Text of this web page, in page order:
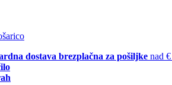
dostava brezplačna za pošiljke nad